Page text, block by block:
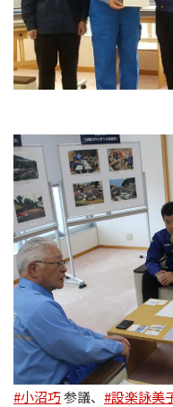
#小沼巧参議、 #設楽詠美